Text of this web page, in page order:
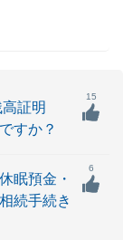
証明
すか？
15
眠預金・
続手続き
6